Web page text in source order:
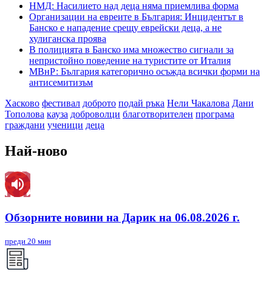
НМД: Насилието над деца няма приемлива форма
Организации на евреите в България: Инцидентът в
Банско е нападение срещу еврейски деца, а не
хулиганска проява
В полицията в Банско има множество сигнали за
непристойно поведение на туристите от Италия
МВнР: България категорично осъжда всички форми на
антисемитизъм
Хасково фестивал доброто подай ръка Нели Чакалова Дани
Тополова кауза доброволци благотворителен програма
граждани ученици деца
Най-ново
Обзорните новини на Дарик на 06.08.2026 г.
преди 20 мин